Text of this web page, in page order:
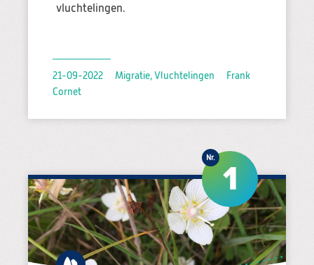
vluchtelingen.
21-09-2022 Migratie, Vluchtelingen
Frank
Cornet
1